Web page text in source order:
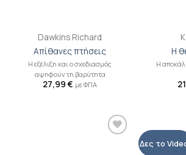
Dawkins Richard
Απίθανες πτήσεις
Η εξέλιξη και ο σχεδιασμός
αψηφούν τη βαρύτητα
27,99 € με ΦΠΑ
Η
Η
Δες το